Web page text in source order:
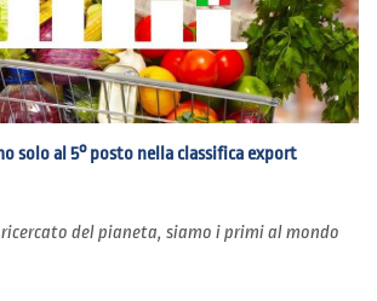
solo al 5° posto nella classifica export
del pianeta, siamo i primi al mondo